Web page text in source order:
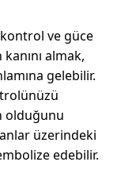
ve güce
almak,
gelebilir.
olduğunu
üzerindeki
edebilir.